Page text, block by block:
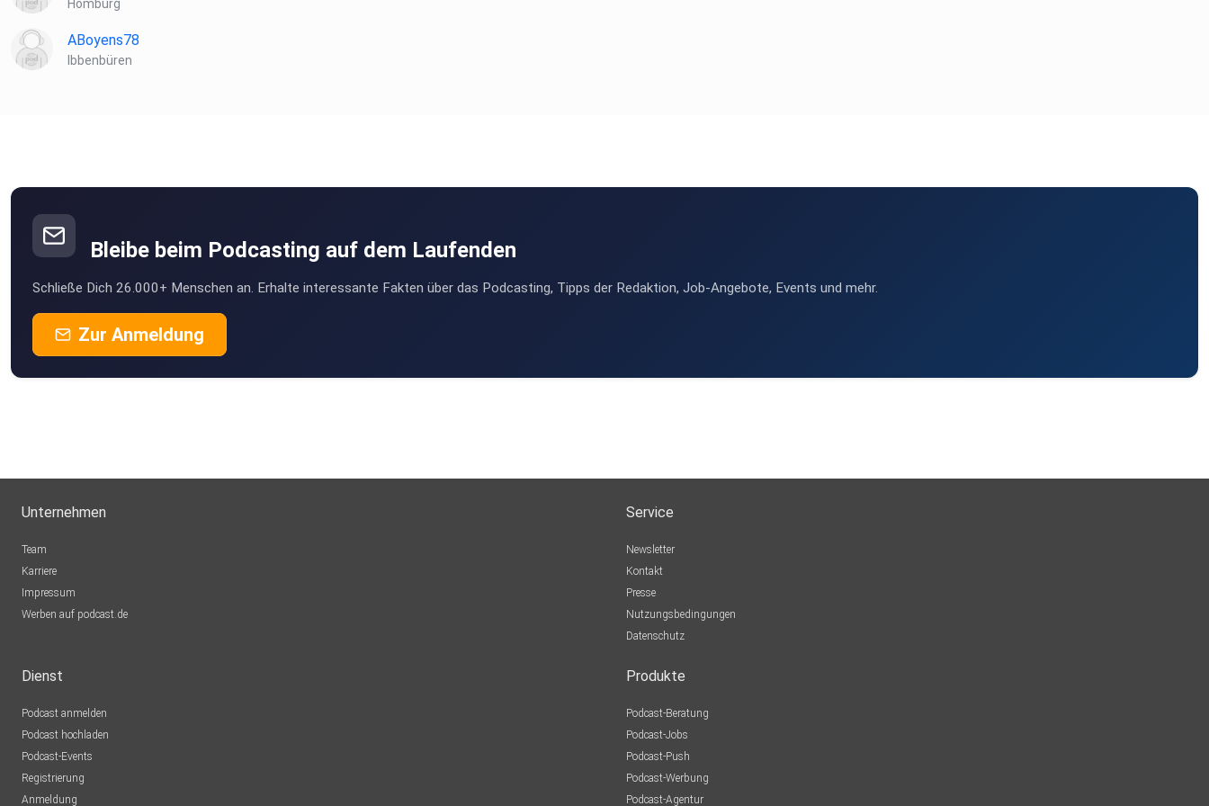
Homburg
ABoyens78
Ibbenbüren
Bleibe beim Podcasting auf dem Laufenden
Schließe Dich 26.000+ Menschen an. Erhalte interessante Fakten über das Podcasting, Tipps der Redaktion, Job-Angebote, Events und mehr.
Zur Anmeldung
Unternehmen
Team
Karriere
Impressum
Werben auf podcast.de
Service
Newsletter
Kontakt
Presse
Nutzungsbedingungen
Datenschutz
Dienst
Podcast anmelden
Podcast hochladen
Podcast-Events
Registrierung
Anmeldung
Produkte
Podcast-Beratung
Podcast-Jobs
Podcast-Push
Podcast-Werbung
Podcast-Agentur